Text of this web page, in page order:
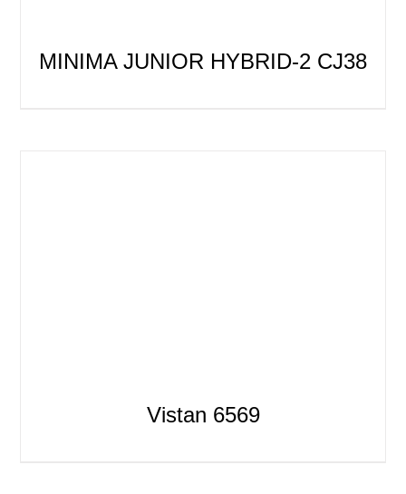
MINIMA JUNIOR HYBRID-2 CJ38
Vistan 6569